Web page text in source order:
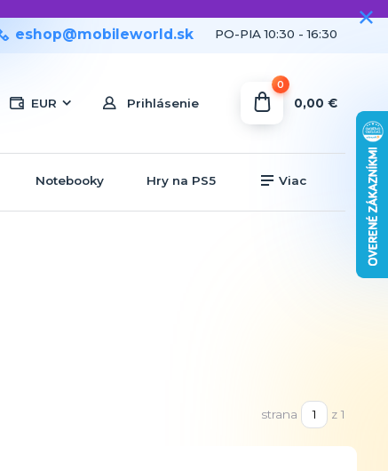
EUR Prihlásenie
eshop@mobileworld.sk PO-PIA 10:30 - 16:30
0
0,00 €
Notebooky Hry na PS5 Viac
strana z 1